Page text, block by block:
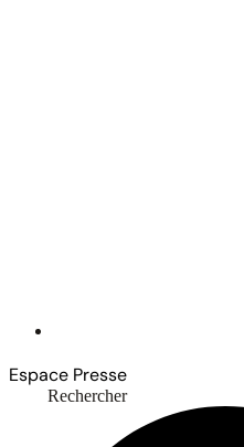
Espace Presse
Rechercher